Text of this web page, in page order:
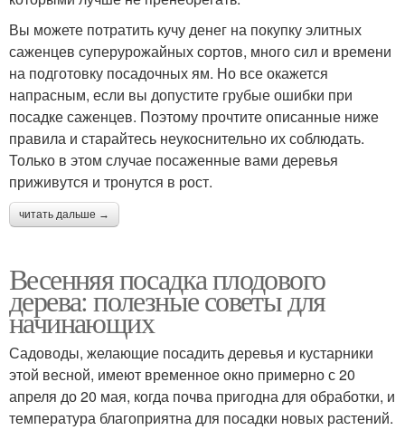
Вы можете потратить кучу денег на покупку элитных
саженцев суперурожайных сортов, много сил и времени
на подготовку посадочных ям. Но все окажется
напрасным, если вы допустите грубые ошибки при
посадке саженцев. Поэтому прочтите описанные ниже
правила и старайтесь неукоснительно их соблюдать.
Только в этом случае посаженные вами деревья
приживутся и тронутся в рост.
читать дальше →
Весенняя посадка плодового
дерева: полезные советы для
начинающих
Садоводы, желающие посадить деревья и кустарники
этой весной, имеют временное окно примерно с 20
апреля до 20 мая, когда почва пригодна для обработки, и
температура благоприятна для посадки новых растений.